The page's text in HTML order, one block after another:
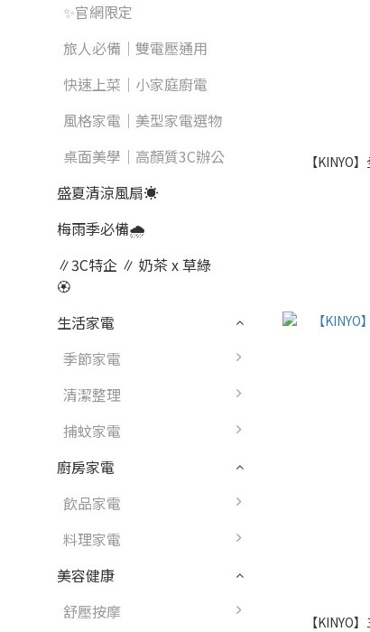
✨官網限定
旅人必備｜雙電壓通用
快速上菜｜小家庭廚電
風格家電｜美型家電選物
桌面美學｜高顏質3C辦公
盛夏清涼風扇☀️
梅雨季必備🌧️
∥3C特企 ∥ 奶茶 x 草綠
🏵
生活家電
季節家電
清潔整理
捕蚊家電
廚房家電
飲品家電
料理家電
美容健康
舒壓按摩
【KINYO
【KINYO